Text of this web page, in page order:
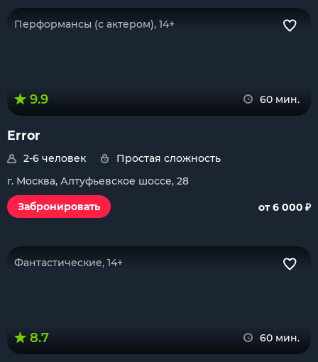
Перформансы (с актером), 14+
9.9 60 мин.
Error
2-6 человек
Простая сложность
г. Москва, Алтуфьевское шоссе, 28
Забронировать
от 6 000 ₽
Фантастические, 14+
8.7 60 мин.